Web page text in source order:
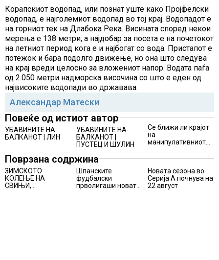
Корапскиот водопад, или познат уште како Пројфелски
водопад, е најголемиот водопад во тој крај. Водопадот е
на горниот тек на Длабока Река. Висината според некои
мерења е 138 метри, а најдобар за посета е на почетокот
на летниот период кога е и најбогат со вода. Пристапот е
потежок и бара подолго движење, но она што следува
на крај вреди целосно за вложениот напор. Водата паѓа
од 2.050 метри надморска височина со што е еден од
највисоките водопади во државава.
Александар Матески
Повеќе од истиот автор
УБАВИНИТЕ НА
БАЛКАНОТ | ЛИН
УБАВИНИТЕ НА
БАЛКАНОТ |
ПУСТЕЦ И ШУЛИН
Се ближи ли крајот
на
манипулативниот
Поврзана содржина
ЗИМСКОТО
КОЛЕЊЕ НА
СВИЊИ,
Шпанските
фудбалски
прволигаши новата
Новата сезона во
Серија А почнува на
22 август